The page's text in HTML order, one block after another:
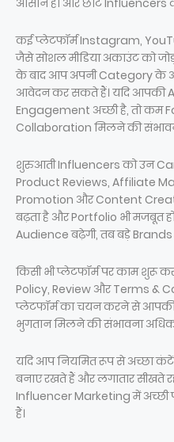
आसान हो और छोटे Influencers
कई प्लेटफॉर्म Instagram,
जैसे सोशल मीडिया अकाउंट को
के बाद आप अपनी Category के
आवेदन कर सकते हैं। यदि आपकी
Engagement अच्छी है, तो कम
Collaboration मिलने की
शुरुआती Influencers को उन
Product Reviews, Affiliate
Promotion और Content
बढ़ता है और Portfolio भी मजबूत
Audience बढ़ेगी, तब बड़े
किसी भी प्लेटफॉर्म पर काम शुरू
Policy, Review और Terms &
प्लेटफॉर्म का चयन करने से आपकी
भुगतान मिलने की संभावना अधिक
यदि आप नियमित रूप से अच्छा
बनाए रखते हैं और लगातार सीखते
Influencer Marketing में
हैं।